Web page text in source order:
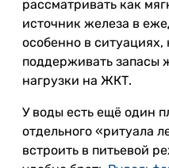
рассматривать как
источник железа в
особенно в ситуациях,
поддерживать запасы
нагрузки на ЖКТ.
У воды есть ещё один
отдельного «ритуала
встроить в питьевой